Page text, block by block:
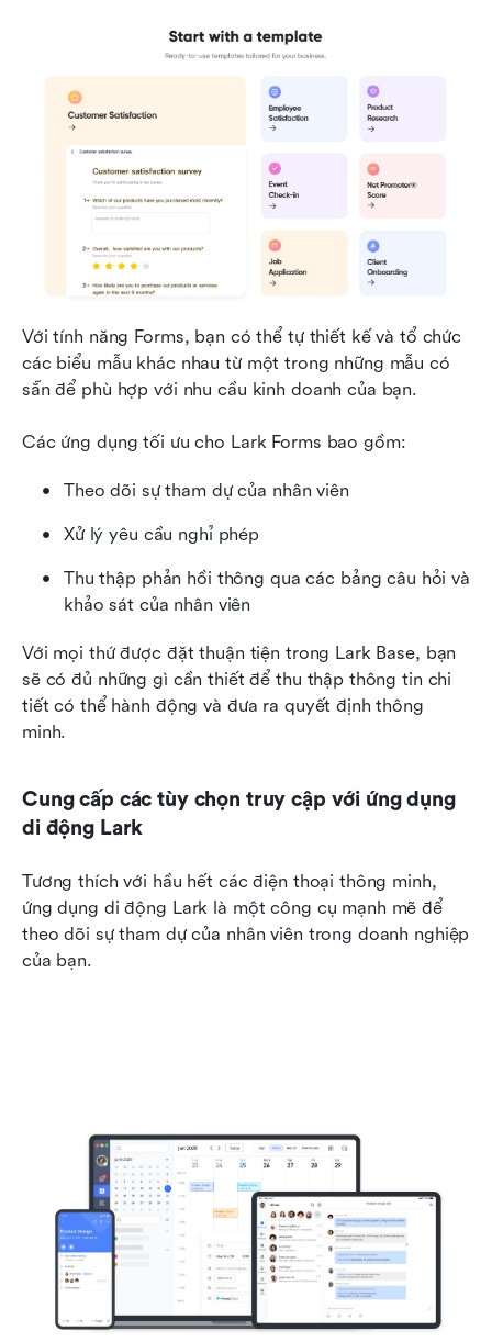
Với tính năng Forms, bạn có thể tự thiết kế và tổ chức
các biểu mẫu khác nhau từ một trong những mẫu có
sẵn để phù hợp với nhu cầu kinh doanh của bạn.
Các ứng dụng tối ưu cho Lark Forms bao gồm:
Theo dõi sự tham dự của nhân viên
Xử lý yêu cầu nghỉ phép
Thu thập phản hồi thông qua các bảng câu hỏi và
khảo sát của nhân viên
Với mọi thứ được đặt thuận tiện trong Lark Base, bạn
sẽ có đủ những gì cần thiết để thu thập thông tin chi
tiết có thể hành động và đưa ra quyết định thông
minh.
Cung cấp các tùy chọn truy cập với ứng dụng
di động Lark
Tương thích với hầu hết các điện thoại thông minh,
ứng dụng di động Lark là một công cụ mạnh mẽ để
theo dõi sự tham dự của nhân viên trong doanh nghiệp
của bạn.